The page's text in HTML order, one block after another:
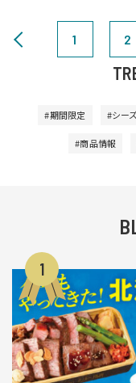
1 2
#期間限定 #シー
#商品情報
1